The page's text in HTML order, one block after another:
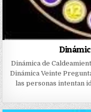
Dinámica de
Dinámica Veinte
las personas intentan